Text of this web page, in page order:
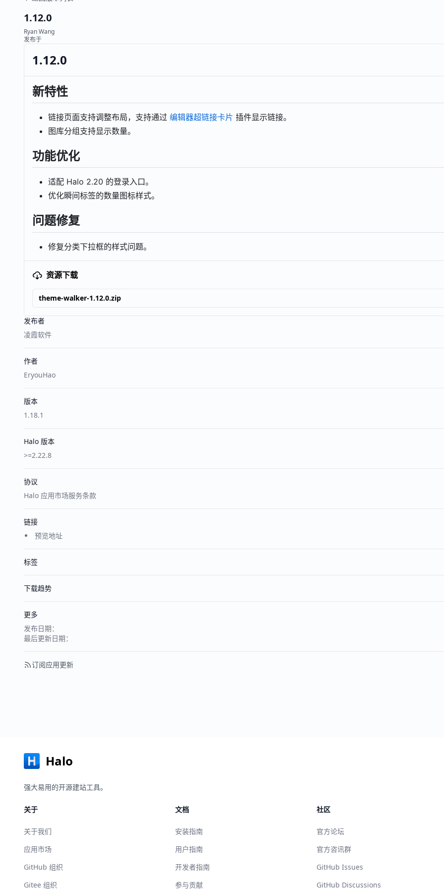
发布者
凌霞软件
作者
EryouHao
版本
1.18.1
Halo 版本
>=2.22.8
协议
Halo 应用市场服务条款
链接
预览地址
标签
下载趋势
更多
发布日期：
最后更新日期：
订阅应用更新
1.12.0
Ryan Wang
发布于
1.12.0
新特性
链接页面支持调整布局，支持通过 编辑器超链接卡片 插件显示链接。
图库分组支持显示数量。
功能优化
适配 Halo 2.20 的登录入口。
优化瞬间标签的数量图标样式。
问题修复
修复分类下拉框的样式问题。
资源下载
theme-walker-1.12.0.zip
Halo
强大易用的开源建站工具。
关于
关于我们
应用市场
GitHub 组织
Gitee 组织
文档
安装指南
用户指南
开发者指南
参与贡献
社区
官方论坛
官方咨讯群
GitHub Issues
GitHub Discussions